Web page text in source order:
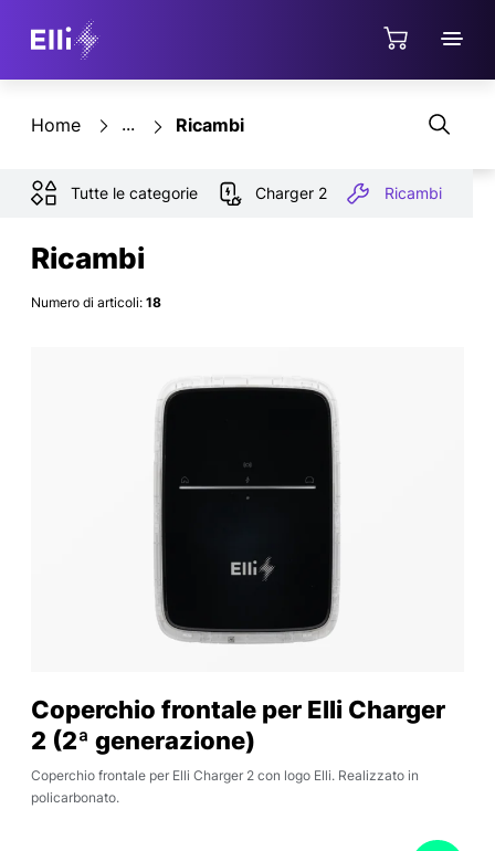
Home NegozioRicambi
Tutte le categorie Charger 2 Ricambi
Ricambi
Numero di articoli:18
Coperchio frontale per Elli Charger
2 (2ª generazione)
Coperchio frontale per Elli Charger 2 con logo Elli. Realizzato in
policarbonato.